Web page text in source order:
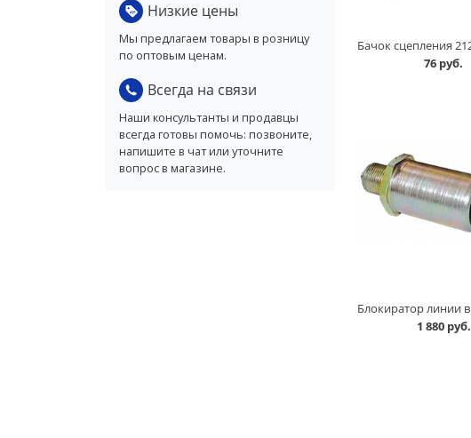
Низкие цены
Мы предлагаем товары в розницу
по оптовым ценам.
Всегда на связи
Наши консультанты и продавцы
всегда готовы помочь: позвоните,
напишите в чат или уточните
вопрос в магазине.
76 руб.
1 880 руб.